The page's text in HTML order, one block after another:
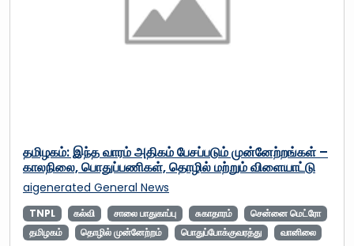
தமிழகம்: இந்த வாரம் அதிகம் பேசப்படும் முன்னேற்றங்கள் –
காலநிலை, பொதுப்பணிகள், தொழில் மற்றும் விளையாட்டு
aigenerated General News
TNPL கல்வி சாலை பாதுகாப்பு சுகாதாரம்
சென்னை மெட்ரோ
தமிழகம்
தொழில் முன்னேற்றம் பொதுப்போக்குவரத்து வானிலை